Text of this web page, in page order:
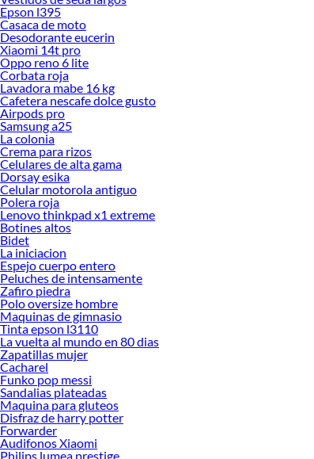
Epson l395
Casaca de moto
Desodorante eucerin
Xiaomi 14t pro
Oppo reno 6 lite
Corbata roja
Lavadora mabe 16 kg
Cafetera nescafe dolce gusto
Airpods pro
Samsung a25
La colonia
Crema para rizos
Celulares de alta gama
Dorsay esika
Celular motorola antiguo
Polera roja
Lenovo thinkpad x1 extreme
Botines altos
Bidet
La iniciacion
Espejo cuerpo entero
Peluches de intensamente
Zafiro piedra
Polo oversize hombre
Maquinas de gimnasio
Tinta epson l3110
La vuelta al mundo en 80 dias
Zapatillas mujer
Cacharel
Funko pop messi
Sandalias plateadas
Maquina para gluteos
Disfraz de harry potter
Forwarder
Audifonos Xiaomi
Philips lumea prestige